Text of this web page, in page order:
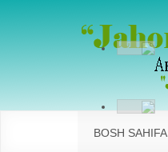
BOSH SAHIFA